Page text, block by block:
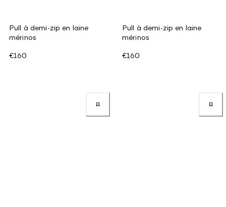
Pull à demi-zip en laine
mérinos
€160
Pull à demi-zip en laine
mérinos
€160